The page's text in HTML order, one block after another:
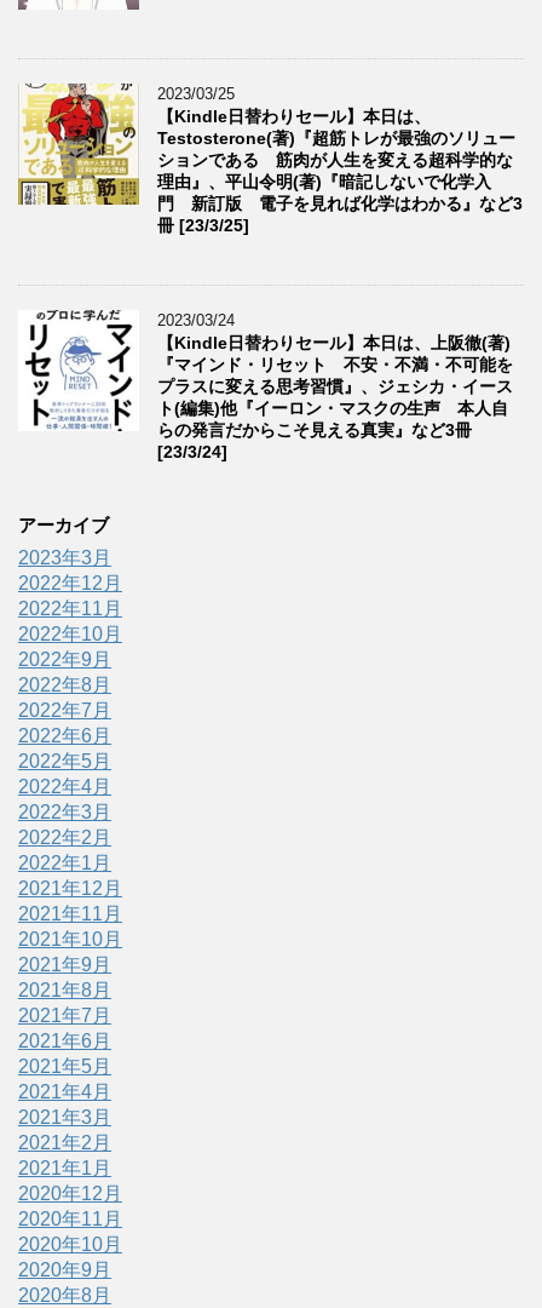
2023/03/25
【Kindle日替わりセール】本日は、
Testosterone(著)『超筋トレが最強のソリュー
ションである 筋肉が人生を変える超科学的な
理由』、平山令明(著)『暗記しないで化学入
門 新訂版 電子を見れば化学はわかる』など3
冊 [23/3/25]
2023/03/24
【Kindle日替わりセール】本日は、上阪徹(著)
『マインド・リセット 不安・不満・不可能を
プラスに変える思考習慣』、ジェシカ・イース
ト(編集)他『イーロン・マスクの生声 本人自
らの発言だからこそ見える真実』など3冊
[23/3/24]
アーカイブ
2023年3月
2022年12月
2022年11月
2022年10月
2022年9月
2022年8月
2022年7月
2022年6月
2022年5月
2022年4月
2022年3月
2022年2月
2022年1月
2021年12月
2021年11月
2021年10月
2021年9月
2021年8月
2021年7月
2021年6月
2021年5月
2021年4月
2021年3月
2021年2月
2021年1月
2020年12月
2020年11月
2020年10月
2020年9月
2020年8月